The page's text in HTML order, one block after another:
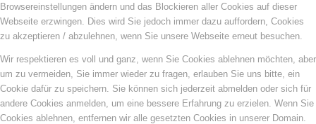
Browsereinstellungen ändern und das Blockieren aller Cookies auf dieser
Webseite erzwingen. Dies wird Sie jedoch immer dazu auffordern, Cookies
zu akzeptieren / abzulehnen, wenn Sie unsere Webseite erneut besuchen.
Wir respektieren es voll und ganz, wenn Sie Cookies ablehnen möchten, aber
um zu vermeiden, Sie immer wieder zu fragen, erlauben Sie uns bitte, ein
Cookie dafür zu speichern. Sie können sich jederzeit abmelden oder sich für
andere Cookies anmelden, um eine bessere Erfahrung zu erzielen. Wenn Sie
Cookies ablehnen, entfernen wir alle gesetzten Cookies in unserer Domain.